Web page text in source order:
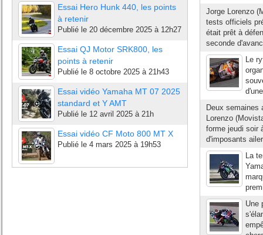
Essai Hero Hunk 440, les points
à retenir
Publié le 20 décembre 2025 à 12h27
Essai QJ Motor SRK800, les
points à retenir
Publié le 8 octobre 2025 à 21h43
Essai vidéo Yamaha MT 07 2025
standard et Y AMT
Publié le 12 avril 2025 à 21h
Essai vidéo CF Moto 800 MT X
Publié le 4 mars 2025 à 19h53
Jorge Lorenzo
tests officiels
était prêt à
seconde
Le
Deux semaines
Lorenzo
forme jeudi soir
d'imposants
La
Une